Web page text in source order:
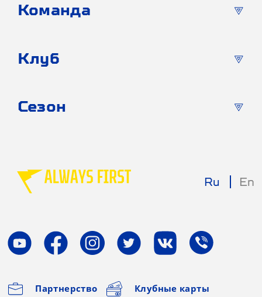
Ru En
Партнерство Клубные карты
Команда
Клуб
Сезон